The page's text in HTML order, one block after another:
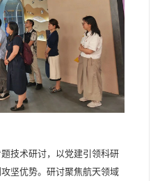
技术研讨，以党建引领科研
坚优势。研讨聚焦航天领域